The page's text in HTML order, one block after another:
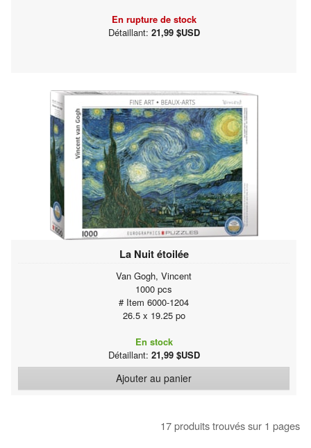
En rupture de stock
Détaillant: 21,99 $USD
La Nuit étoilée
Van Gogh, Vincent
1000 pcs
# Item 6000-1204
26.5 x 19.25 po
En stock
Détaillant: 21,99 $USD
Ajouter au panier
17 produits trouvés sur 1 pages